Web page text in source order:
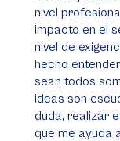
nivel
impacto en el
nivel de
hecho
sean todos
ideas son
duda, realizar
que me ayuda